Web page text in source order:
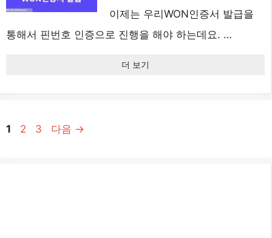
이제는 우리WON인증서 발급을
통해서 핀번호 인증으로 진행을 해야 하는데요. …
더 보기
페
1
페
2
페
3 다음 →